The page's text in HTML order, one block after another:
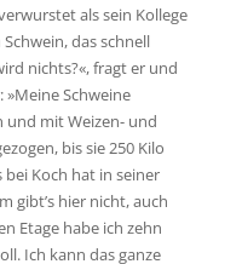
als sein Kollege
das schnell
nichts?«, fragt er und
Schweine
und mit Weizen- und
bis sie 250 Kilo
bei Koch hat in seiner
gibt’s hier nicht, auch
Etage habe ich zehn
Ich kann das ganze